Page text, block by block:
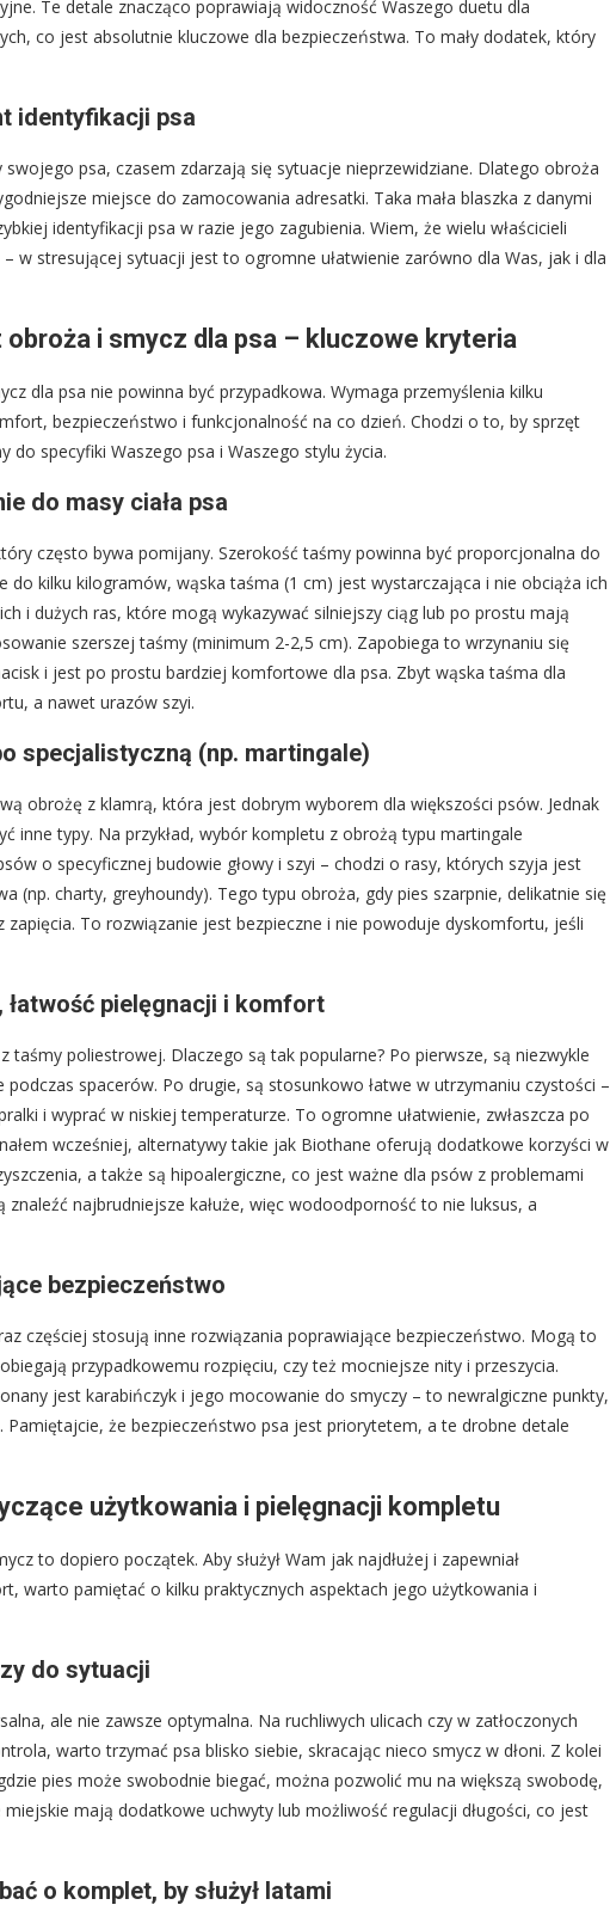
Te detale znacząco poprawiają widoczność Waszego duetu dla
co jest absolutnie kluczowe dla bezpieczeństwa. To mały dodatek, który
identyfikacji psa
psa, czasem zdarzają się sytuacje nieprzewidziane. Dlatego obroża
miejsce do zamocowania adresatki. Taka mała blaszka z danymi
identyfikacji psa w razie jego zagubienia. Wiem, że wielu właścicieli
w stresującej sytuacji jest to ogromne ułatwienie zarówno dla Was, jak i dla
i smycz dla psa – kluczowe kryteria
dla psa nie powinna być przypadkowa. Wymaga przemyślenia kilku
bezpieczeństwo i funkcjonalność na co dzień. Chodzi o to, by sprzęt
do specyfiki Waszego psa i Waszego stylu życia.
do masy ciała psa
często bywa pomijany. Szerokość taśmy powinna być proporcjonalna do
do kilku kilogramów, wąska taśma (1 cm) jest wystarczająca i nie obciąża ich
i dużych ras, które mogą wykazywać silniejszy ciąg lub po prostu mają
szerszej taśmy (minimum 2-2,5 cm). Zapobiega to wrzynaniu się
i jest po prostu bardziej komfortowe dla psa. Zbyt wąska taśma dla
a nawet urazów szyi.
specjalistyczną (np. martingale)
obrożę z klamrą, która jest dobrym wyborem dla większości psów. Jednak
inne typy. Na przykład, wybór kompletu z obrożą typu martingale
o specyficznej budowie głowy i szyi – chodzi o rasy, których szyja jest
(np. charty, greyhoundy). Tego typu obroża, gdy pies szarpnie, delikatnie się
zapięcia. To rozwiązanie jest bezpieczne i nie powoduje dyskomfortu, jeśli
łatwość pielęgnacji i komfort
taśmy poliestrowej. Dlaczego są tak popularne? Po pierwsze, są niezwykle
spacerów. Po drugie, są stosunkowo łatwe w utrzymaniu czystości –
i wyprać w niskiej temperaturze. To ogromne ułatwienie, zwłaszcza po
wcześniej, alternatywy takie jak Biothane oferują dodatkowe korzyści w
a także są hipoalergiczne, co jest ważne dla psów z problemami
najbrudniejsze kałuże, więc wodoodporność to nie luksus, a
bezpieczeństwo
częściej stosują inne rozwiązania poprawiające bezpieczeństwo. Mogą to
przypadkowemu rozpięciu, czy też mocniejsze nity i przeszycia.
jest karabińczyk i jego mocowanie do smyczy – to newralgiczne punkty,
że bezpieczeństwo psa jest priorytetem, a te drobne detale
użytkowania i pielęgnacji kompletu
to dopiero początek. Aby służył Wam jak najdłużej i zapewniał
warto pamiętać o kilku praktycznych aspektach jego użytkowania i
do sytuacji
ale nie zawsze optymalna. Na ruchliwych ulicach czy w zatłoczonych
warto trzymać psa blisko siebie, skracając nieco smycz w dłoni. Z kolei
pies może swobodnie biegać, można pozwolić mu na większą swobodę,
mają dodatkowe uchwyty lub możliwość regulacji długości, co jest
o komplet, by służył latami